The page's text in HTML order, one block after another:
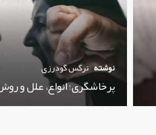
نوشته نرگس گودرزی
پرخاشگری؛ انواع، علل و